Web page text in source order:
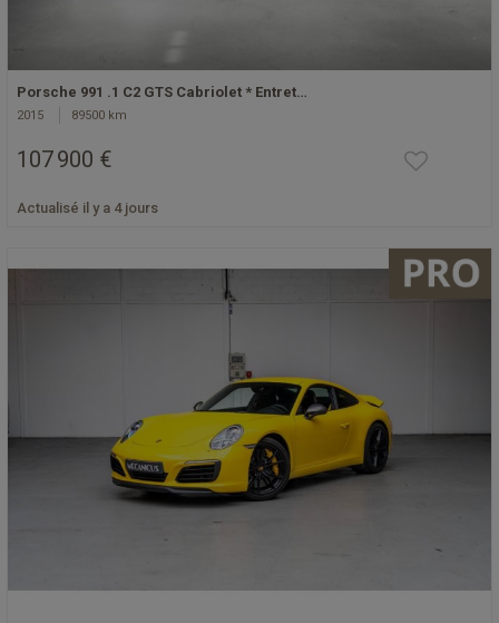
Porsche 991 .1 C2 GTS Cabriolet * Entret…
2015 89500 km
107 900 €
Actualisé il y a 4 jours